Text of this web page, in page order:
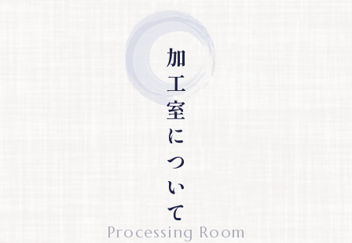
Processing Room
加 工 室 に つ い て